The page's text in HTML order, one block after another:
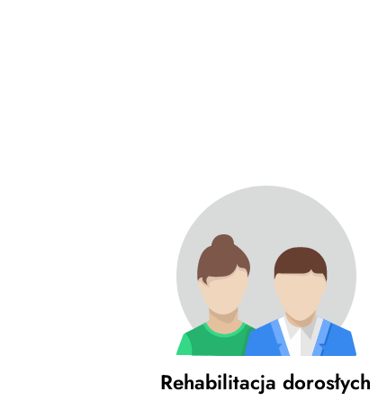
Rehabilitacja dorosłych